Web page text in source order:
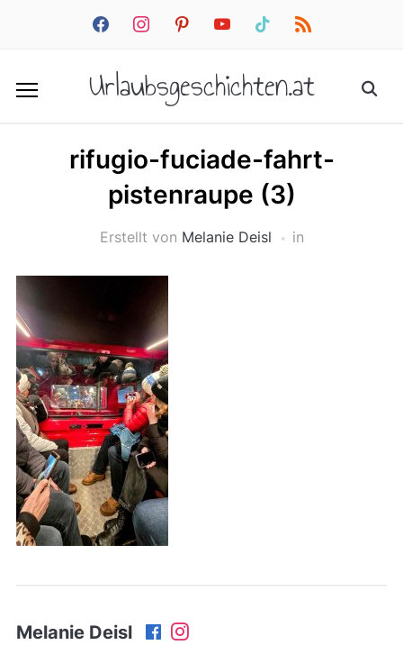
facebookinstagrampinterestyoutube tiktok rss
Urlaubsgeschichten.at
rifugio-fuciade-fahrt-
pistenraupe (3)
Erstellt von Melanie Deisl in
Melanie Deisl